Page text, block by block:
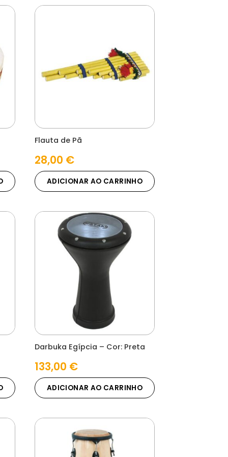
Flauta de Pã
28,00 €
ADICIONAR AO CARRINHO
Darbuka Egípcia – Cor: Preta
133,00 €
ADICIONAR AO CARRINHO